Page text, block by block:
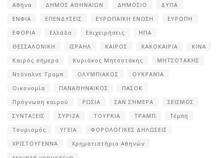
Αθήνα
ΔΗΜΟΣ ΑΘΗΝΑΙΩΝ ΔΗΜΟΣΙΟ
ΔΥΠΑ
ΕΝΦΙΑ
ΕΠΕΝΔΥΣΕΙΣ ΕΥΡΩΠΑΪΚΗ ΕΝΩΣΗ
ΕΥΡΩΠΗ
ΕΦΟΡΙΑ
Ελλάδα Επιχειρήσεις
ΗΠΑ
ΘΕΣΣΑΛΟΝΙΚΗ
ΙΣΡΑΗΛ ΚΑΙΡΟΣ ΚΑΚΟΚΑΙΡΙΑ
ΚΙΝΑ
Καιρός σήμερα
Κυριάκος Μητσοτάκης
ΜΗΤΣΟΤΑΚΗΣ
Ντόναλντ Τραμπ
ΟΛΥΜΠΙΑΚΟΣ
ΟΥΚΡΑΝΊΑ
Οικονομία
ΠΑΝΑΘΗΝΑΙΚΟΣ
ΠΑΣΟΚ
Πρόγνωση καιρού
ΡΩΣΙΑ ΣΑΝ ΣΉΜΕΡΑ
ΣΕΙΣΜΟΣ
ΣΥΝΤΑΞΕΙΣ
ΣΥΡΙΖΑ ΤΟΥΡΚΙΑ ΤΡΑΜΠ
Τέμπη
Τουρισμός
ΥΓΕΙΑ
ΦΟΡΟΛΟΓΙΚΕΣ ΔΗΛΩΣΕΙΣ
ΧΡΙΣΤΟΥΓΕΝΝΑ
Χρηματιστήριο Αθηνών